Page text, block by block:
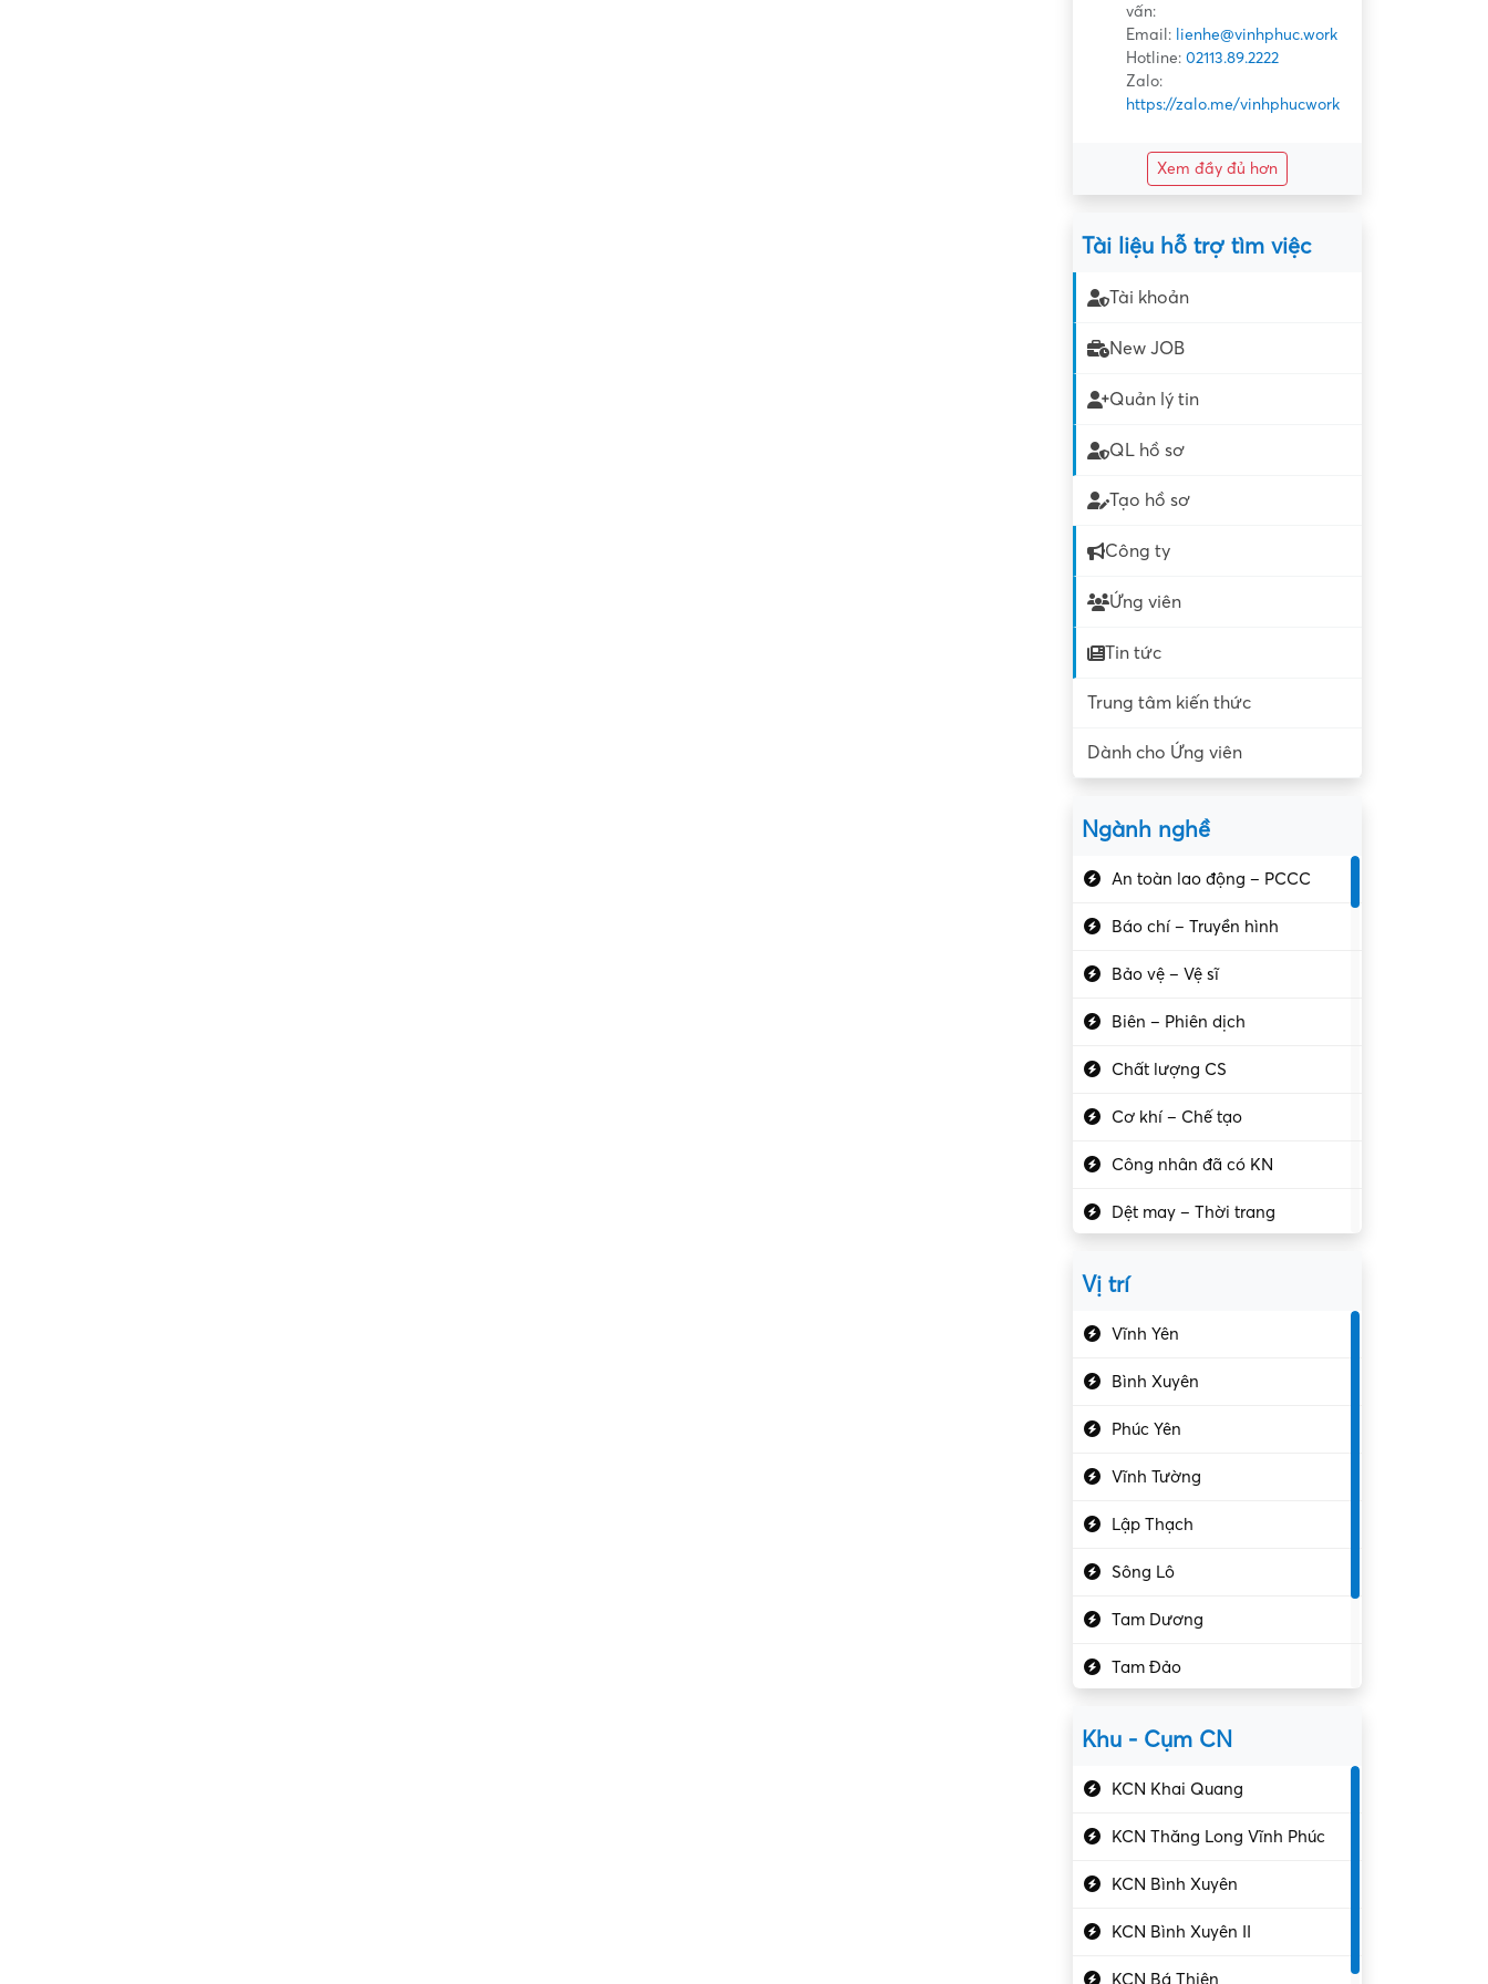
vấn:
Email: lienhe@vinhphuc.work
Hotline: 02113.89.2222
Zalo:
https://zalo.me/vinhphucwork
Xem đầy đủ hơn
Tài liệu hỗ trợ tìm việc
Tài khoản
New JOB
Quản lý tin
QL hồ sơ
Tạo hồ sơ
Công ty
Ứng viên
Tin tức
Trung tâm kiến thức
Dành cho Ứng viên
Ngành nghề
An toàn lao động – PCCC
Báo chí – Truyền hình
Bảo vệ – Vệ sĩ
Biên – Phiên dịch
Chất lượng CS
Cơ khí – Chế tạo
Công nhân đã có KN
Dệt may – Thời trang
Kiểm soát chất lượng
Kỹ sư cơ khí
Kỹ sư điện
Kỹ thuật cao
Kỹ thuật mạng – IT
Làm bán thời gian
Lao động phổ thông
Vị trí
Vĩnh Yên
Bình Xuyên
Phúc Yên
Vĩnh Tường
Lập Thạch
Sông Lô
Tam Dương
Tam Đảo
Khu - Cụm CN
KCN Khai Quang
KCN Thăng Long Vĩnh Phúc
KCN Bình Xuyên
KCN Bình Xuyên II
KCN Bá Thiện